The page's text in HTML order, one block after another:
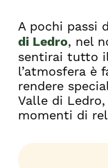
A pochi passi
di Ledro, nel
sentirai tutto il
l’atmosfera è
rendere
Valle di
momenti di